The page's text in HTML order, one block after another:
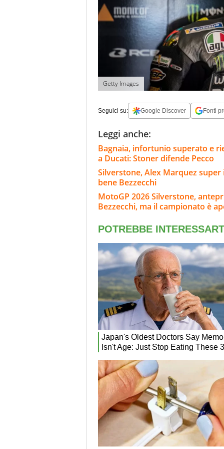
Getty Images
Seguici su: Google Discover Fonti
Leggi anche:
Bagnaia, infortunio superato e
a Ducati: Stoner difende Pecco
Silverstone, Alex Marquez
bene Bezzecchi
MotoGP 2026 Silverstone,
Bezzecchi, ma il campionato è